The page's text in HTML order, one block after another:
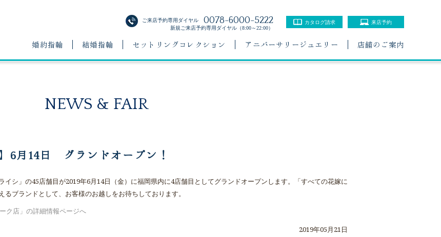
ご来店予約専用ダイヤル 0078-6000-5222
新規ご来店予約専用ダイヤル（8:00～22:00）
カタログ請求 来店予約
婚約指輪 結婚指輪 セットリングコレクション アニバーサリージュエリー 店舗のご案内
NEWS & FAIR
6月14日 グランドオープン！
シ」の45店舗目が2019年6月14日（金）に福岡県内に4店舗目としてグランドオープンします。「すべての花嫁に
ブランドとして、お客様のお越しをお待ちしております。
ク店」の詳細情報ページへ
2019年05月21日